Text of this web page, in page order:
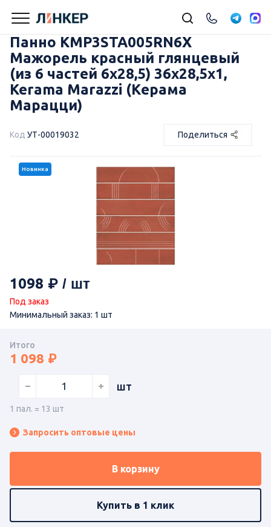
Панно KMP3STA005RN6X
Мажорель красный глянцевый
(из 6 частей 6х28,5) 36x28,5x1,
Kerama Marazzi (Керама
Марацци)
Код УТ-00019032 Поделиться
Новинка
1098
Под заказ
Минимальный заказ: 1 шт
Итого
1 098
шт
1 пал. = 13 шт
Запросить оптовые цены
В корзину
Купить в 1 клик